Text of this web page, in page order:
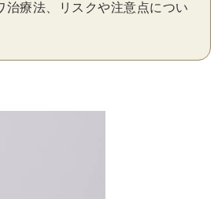
療法、リスクや注意点につい